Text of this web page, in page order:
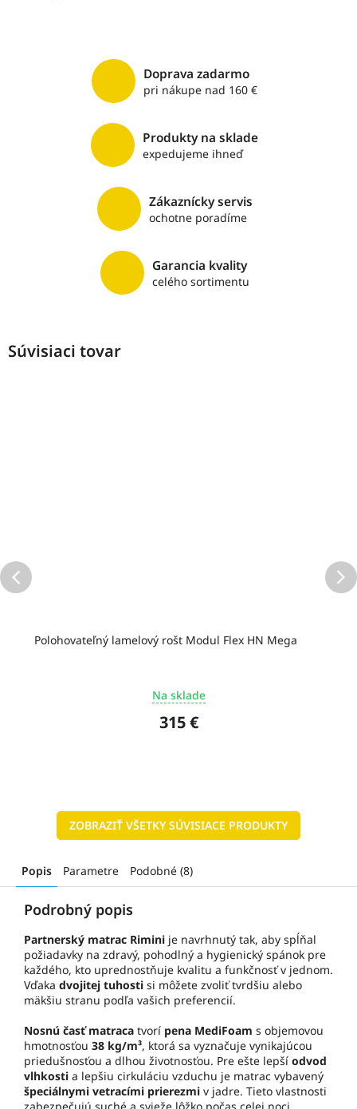
Doprava zadarmo
pri nákupe nad 160 €
Produkty na sklade
expedujeme ihneď
Zákaznícky servis
ochotne poradíme
Garancia kvality
celého sortimentu
Súvisiaci tovar
Polohovateľný lamelový rošt Modul Flex HN Mega
Na sklade
315 €
ZOBRAZIŤ VŠETKY SÚVISIACE PRODUKTY
Popis Parametre Podobné (8)
Podrobný popis
Partnerský matrac Rimini je navrhnutý tak, aby spĺňal
požiadavky na zdravý, pohodlný a hygienický spánok pre
každého, kto uprednostňuje kvalitu a funkčnosť v jednom.
Vďaka dvojitej tuhosti si môžete zvoliť tvrdšiu alebo
mäkšiu stranu podľa vašich preferencií.
Nosnú časť matraca tvorí pena MediFoam s objemovou
hmotnosťou 38 kg/m³, ktorá sa vyznačuje vynikajúcou
priedušnosťou a dlhou životnosťou. Pre ešte lepší odvod
vlhkosti a lepšiu cirkuláciu vzduchu je matrac vybavený
špeciálnymi vetracími prierezmi v jadre. Tieto vlastnosti